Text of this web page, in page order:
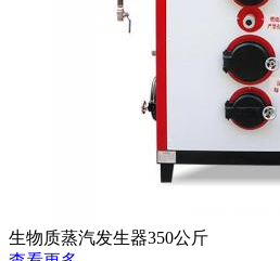
生物质蒸汽发生器350公斤